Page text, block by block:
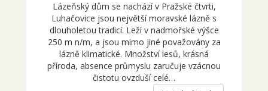
Lázeňský dům se nachází v Pražské čtvrti,
Luhačovice jsou největší moravské lázně s
dlouholetou tradicí. Leží v nadmořské výšce
250 m n/m, a jsou mimo jiné považovány za
lázně klimatické. Množství lesů, krásná
příroda, absence průmyslu zaručuje vzácnou
čistotu ovzduší celé…